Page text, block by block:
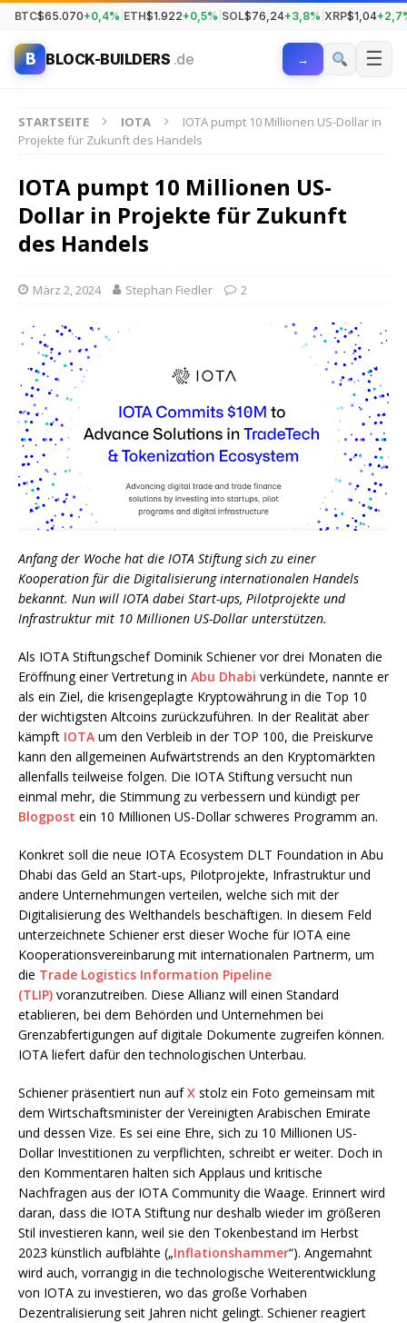
BTC$65.070+0,4% ETH$1.922+0,5% SOL$76,24+3,8% XRP$1,04
B BLOCK-BUILDERS .de → ☰
STARTSEITE IOTA
IOTA pumpt 10 Millionen US-Dollar in
Projekte für Zukunft des Handels
IOTA pumpt 10 Millionen US-
Dollar in Projekte für Zukunft
des Handels
März 2, 2024 Stephan Fiedler 2
Anfang der Woche hat die IOTA Stiftung sich zu einer
Kooperation für die Digitalisierung internationalen Handels
bekannt. Nun will IOTA dabei Start-ups, Pilotprojekte und
Infrastruktur mit 10 Millionen US-Dollar unterstützen.
Als IOTA Stiftungschef Dominik Schiener vor drei Monaten die
Eröffnung einer Vertretung in Abu Dhabi verkündete, nannte er
als ein Ziel, die krisengeplagte Kryptowährung in die Top 10
der wichtigsten Altcoins zurückzuführen. In der Realität aber
kämpft IOTA um den Verbleib in der TOP 100, die Preiskurve
kann den allgemeinen Aufwärtstrends an den Kryptomärkten
allenfalls teilweise folgen. Die IOTA Stiftung versucht nun
einmal mehr, die Stimmung zu verbessern und kündigt per
Blogpost ein 10 Millionen US-Dollar schweres Programm an.
Konkret soll die neue IOTA Ecosystem DLT Foundation in Abu
Dhabi das Geld an Start-ups, Pilotprojekte, Infrastruktur und
andere Unternehmungen verteilen, welche sich mit der
Digitalisierung des Welthandels beschäftigen. In diesem Feld
unterzeichnete Schiener erst dieser Woche für IOTA eine
Kooperationsvereinbarung mit internationalen Partnerm, um
die Trade Logistics Information Pipeline
(TLIP) voranzutreiben. Diese Allianz will einen Standard
etablieren, bei dem Behörden und Unternehmen bei
Grenzabfertigungen auf digitale Dokumente zugreifen können.
IOTA liefert dafür den technologischen Unterbau.
Schiener präsentiert nun aufX stolz ein Foto gemeinsam mit
dem Wirtschaftsminister der Vereinigten Arabischen Emirate
und dessen Vize. Es sei eine Ehre, sich zu 10 Millionen US-
Dollar Investitionen zu verpflichten, schreibt er weiter. Doch in
den Kommentaren halten sich Applaus und kritische
Nachfragen aus der IOTA Community die Waage. Erinnert wird
daran, dass die IOTA Stiftung nur deshalb wieder im größeren
Stil investieren kann, weil sie den Tokenbestand im Herbst
2023 künstlich aufblähte („Inflationshammer“). Angemahnt
wird auch, vorrangig in die technologische Weiterentwicklung
von IOTA zu investieren, wo das große Vorhaben
Dezentralisierung seit Jahren nicht gelingt. Schiener reagiert